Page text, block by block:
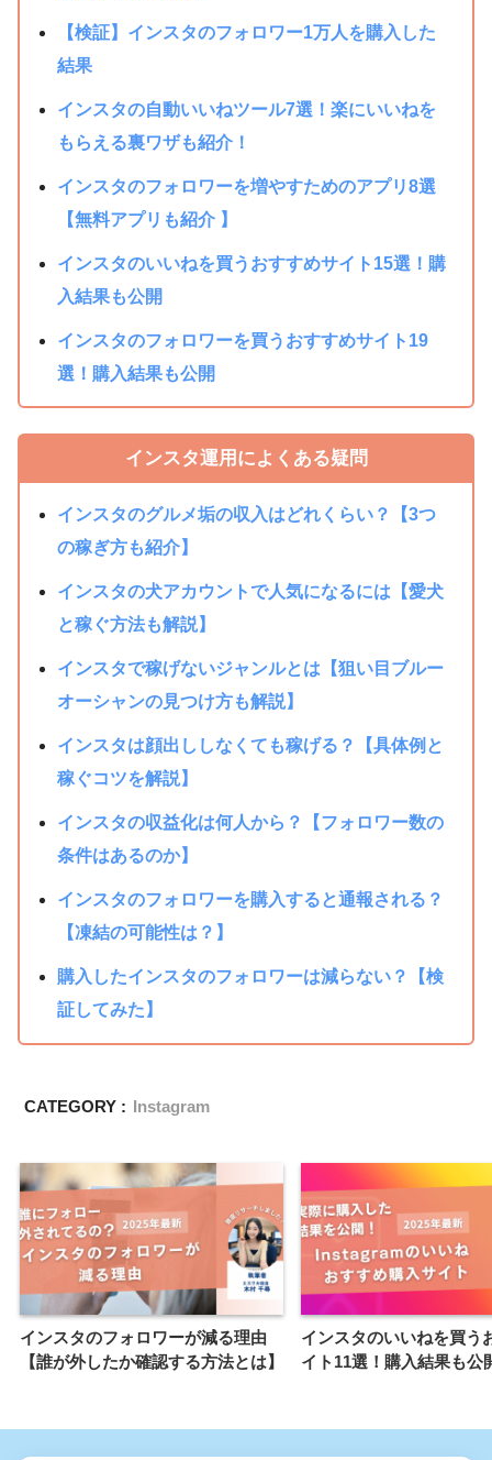
【検証】インスタのフォロワー1万人を購入した
結果
インスタの自動いいねツール7選！楽にいいねを
もらえる裏ワザも紹介！
インスタのフォロワーを増やすためのアプリ8選
【無料アプリも紹介 】
インスタのいいねを買うおすすめサイト15選！購
入結果も公開
インスタのフォロワーを買うおすすめサイト19
選！購入結果も公開
インスタ運用によくある疑問
インスタのグルメ垢の収入はどれくらい？【3つ
の稼ぎ方も紹介】
インスタの犬アカウントで人気になるには【愛犬
と稼ぐ方法も解説】
インスタで稼げないジャンルとは【狙い目ブルー
オーシャンの見つけ方も解説】
インスタは顔出ししなくても稼げる？【具体例と
稼ぐコツを解説】
インスタの収益化は何人から？【フォロワー数の
条件はあるのか】
インスタのフォロワーを購入すると通報される？
【凍結の可能性は？】
購入したインスタのフォロワーは減らない？【検
証してみた】
CATEGORY : Instagram
インスタのフォロワーが減る理由
【誰が外したか確認する方法とは】
インスタのいいねを買う
イト11選！購入結果も公